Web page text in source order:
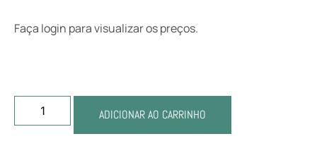
Faça login para visualizar os preços.
ADICIONAR AO CARRINHO